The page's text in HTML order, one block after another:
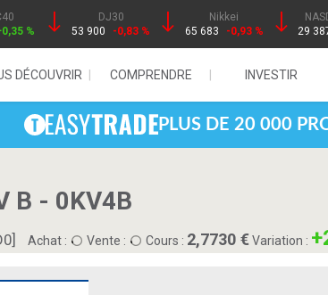
%
DJ30
53 900
-0,83 %
Nikkei
65 683
-0,93 %
29
DÉCOUVRIR COMPRENDRE INVESTIR
PLUS DE 20 000
B - 0KV4B
Achat : Vente : Cours : 2,7730Variation :